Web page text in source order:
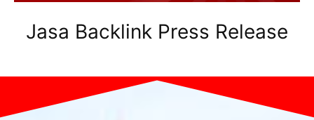
Jasa Backlink Press Release